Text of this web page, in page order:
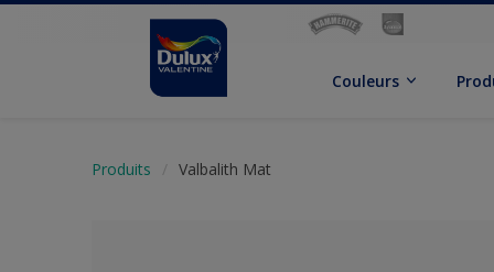
Couleurs
Produits Valbalith Mat